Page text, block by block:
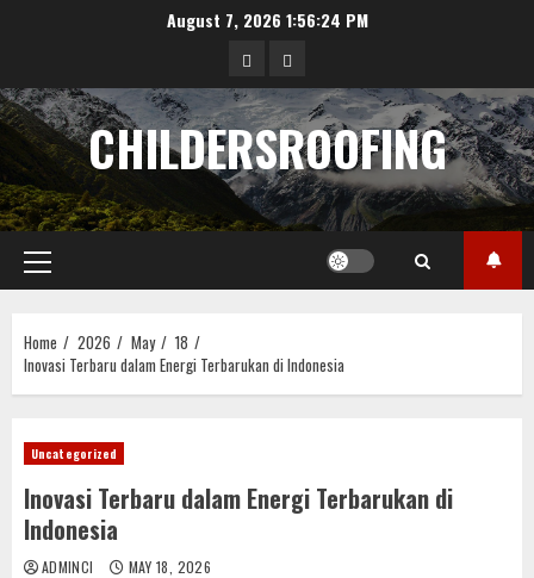
August 7, 2026 1:56:24 PM
data
hongkong
angka
pengeluaran
sgp
CHILDERSROOFING
Primary
Menu
Home 2026 May
18
Inovasi Terbaru dalam Energi Terbarukan di Indonesia
Uncategorized
Inovasi Terbaru dalam Energi Terbarukan di
Indonesia
ADMINCI MAY 18, 2026